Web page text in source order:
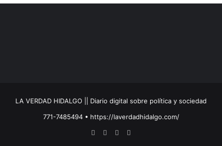
LA VERDAD HIDALGO || Diario digital sobre política y sociedad
771-7485494 • https://laverdadhidalgo.com/
Facebook
TwitterInstagram